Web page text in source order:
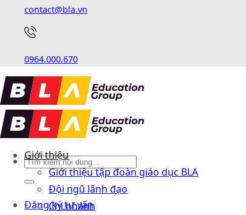
contact@bla.vn
0964.000.670
Đăng ký tư vấn
Giới thiệu
Giới thiệu tập đoàn giáo dục BLA
Đội ngũ lãnh đạo
Chi nhánh